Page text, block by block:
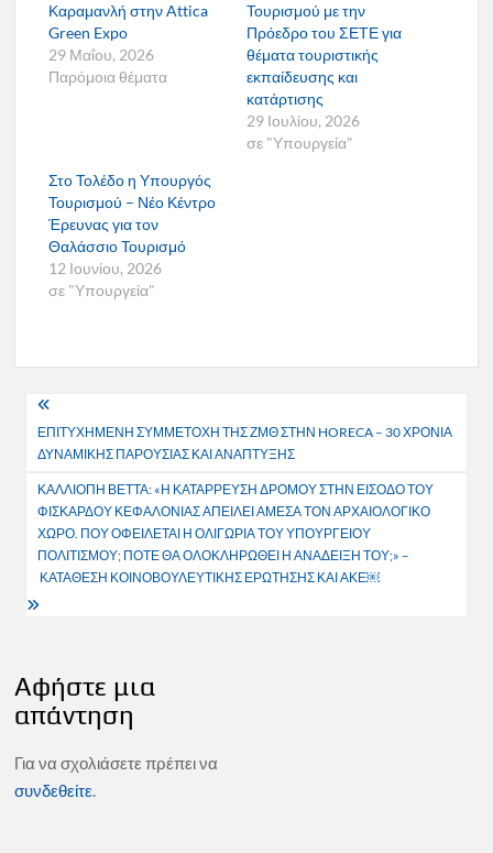
Καραμανλή στην Attica
Green Expo
29 Μαΐου, 2026
Παρόμοια θέματα
Τουρισμού με την
Πρόεδρο του ΣΕΤΕ για
θέματα τουριστικής
εκπαίδευσης και
κατάρτισης
29 Ιουλίου, 2026
σε "Υπουργεία"
Στο Τολέδο η Υπουργός
Τουρισμού – Νέο Κέντρο
Έρευνας για τον
Θαλάσσιο Τουρισμό
12 Ιουνίου, 2026
σε "Υπουργεία"
Πλοήγηση
άρθρων
ΕΠΙΤΥΧΗΜΕΝΗ ΣΥΜΜΕΤΟΧΗ ΤΗΣ ΖΜΘ ΣΤΗΝ HORECA – 30 ΧΡΟΝΙΑ
ΔΥΝΑΜΙΚΗΣ ΠΑΡΟΥΣΙΑΣ ΚΑΙ ΑΝΑΠΤΥΞΗΣ
ΚΑΛΛΙΟΠΗ ΒΕΤΤΑ: «Η ΚΑΤΑΡΡΕΥΣΗ ΔΡΟΜΟΥ ΣΤΗΝ ΕΙΣΟΔΟ ΤΟΥ
ΦΙΣΚΑΡΔΟΥ ΚΕΦΑΛΟΝΙΑΣ ΑΠΕΙΛΕΙ ΑΜΕΣΑ ΤΟΝ ΑΡΧΑΙΟΛΟΓΙΚΟ
ΧΩΡΟ. ΠΟΥ ΟΦΕΙΛΕΤΑΙ Η ΟΛΙΓΩΡΙΑ ΤΟΥ ΥΠΟΥΡΓΕΙΟΥ
ΠΟΛΙΤΙΣΜΟΥ; ΠΟΤΕ ΘΑ ΟΛΟΚΛΗΡΩΘΕΙ Η ΑΝΑΔΕΙΞΗ ΤΟΥ;» –
ΚΑΤΑΘΕΣΗ ΚΟΙΝΟΒΟΥΛΕΥΤΙΚΗΣ ΕΡΩΤΗΣΗΣ ΚΑΙ ΑΚΕ￼
Αφήστε μια
απάντηση
Για να σχολιάσετε πρέπει να
συνδεθείτε.